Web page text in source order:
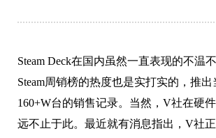
Steam Deck在国内虽然一直表现的不温
Steam周销榜的热度也是实打实的，推
160+W台的销售记录。当然，V社在硬
远不止于此。最近就有消息指出，V社正